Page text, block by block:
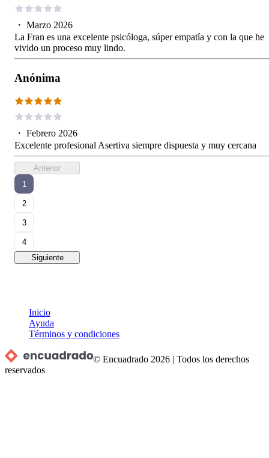
・ Marzo 2026
La Fran es una excelente psicóloga, súper empatía y con la que he
vivido un proceso muy lindo.
Anónima
・ Febrero 2026
Excelente profesional Asertiva siempre dispuesta y muy cercana
Anterior
1
2
3
4
Siguiente
Inicio
Ayuda
Términos y condiciones
© Encuadrado 2026 |Todos los derechos
reservados